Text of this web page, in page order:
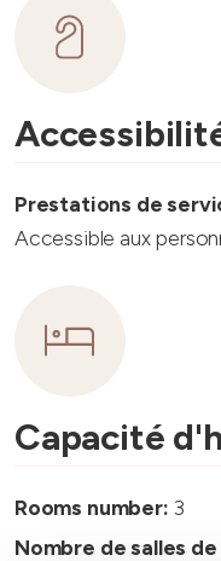
Prestations de
Accessible aux
Capacité
Rooms number: 3
Nombre de salles